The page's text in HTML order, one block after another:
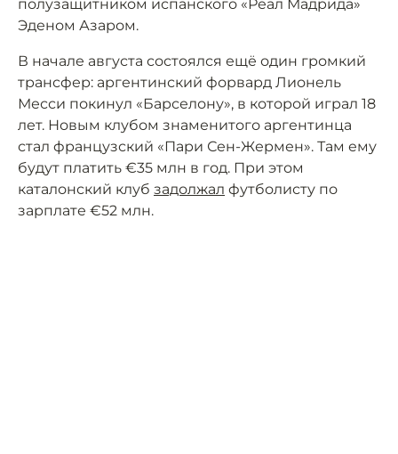
полузащитником испанского «Реал Мадрида»
Эденом Азаром.
В начале августа состоялся ещё один громкий
трансфер: аргентинский форвард Лионель
Месси покинул «Барселону», в которой играл 18
лет. Новым клубом знаменитого аргентинца
стал французский «Пари Сен-Жермен». Там ему
будут платить €35 млн в год. При этом
каталонский клуб задолжал футболисту по
зарплате €52 млн.